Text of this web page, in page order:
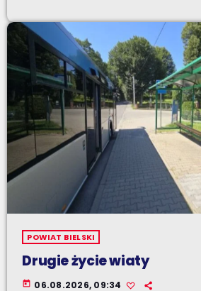
POWIAT BIELSKI
Drugie życie wiaty
today 06.08.2026, 09:34